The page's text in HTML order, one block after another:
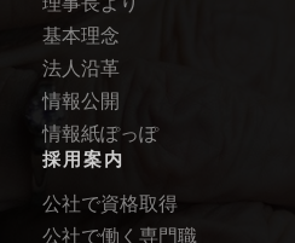
基本理念
法人沿革
情報公開
情報紙ぽっぽ
採用案内
公社で資格取得
公社で働く専門職